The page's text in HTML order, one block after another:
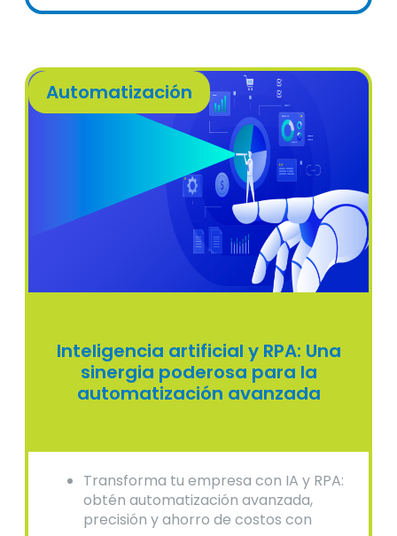
Automatización
Inteligencia artificial y RPA: Una
sinergia poderosa para la
automatización avanzada
Transforma tu empresa con IA y RPA:
obtén automatización avanzada,
precisión y ahorro de costos con